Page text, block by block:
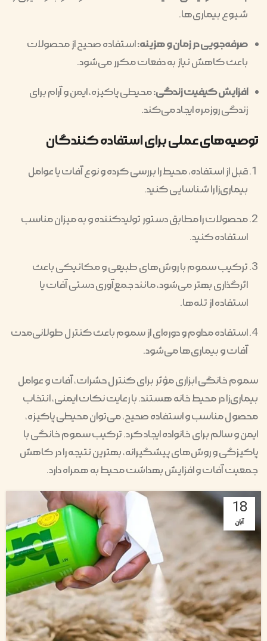
شیوع بیماری‌ها.
صرفه‌جویی در زمان و هزینه:استفاده صحیح از محصولات
باعث کاهش نیاز به دفعات مکرر می‌شود.
افزایش کیفیت زندگی:محیطی پاکیزه، ایمن و آرام برای
زندگی روزمره ایجاد می‌کند.
توصیه‌های عملی برای استفاده کنندگان
قبل از استفاده، محیط را بررسی کرده و نوع آفات یا عوامل
بیماری‌زا را شناسایی کنید.
محصولات را مطابق دستور تولیدکننده و به میزان مناسب
استفاده کنید.
ترکیب سموم با روش‌های طبیعی و مکانیکی باعث
اثرگذاری بهتر می‌شود، مانند جمع‌آوری دستی آفات یا
استفاده از تله‌ها.
استفاده مداوم و دوره‌ای از سموم باعث کنترل طولانی‌مدت
آفات و بیماری‌ها می‌شود.
سموم خانگی ابزاری مؤثر برای کنترل حشرات، آفات و عوامل
بیماری‌زا در محیط خانه هستند. با رعایت نکات ایمنی، انتخاب
محصول مناسب و استفاده صحیح، می‌توان محیطی پاکیزه،
ایمن و سالم برای خانواده ایجاد کرد. ترکیب سموم خانگی با
پاکیزگی و روش‌های پیشگیرانه، بهترین نتیجه را در کاهش
جمعیت آفات و افزایش بهداشت محیط به همراه دارد.
18
آبان